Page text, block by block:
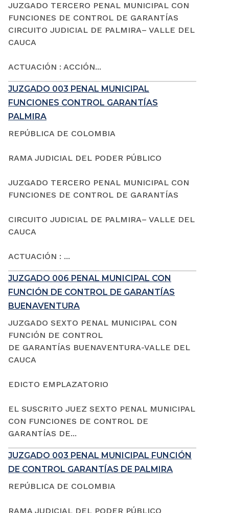
JUZGADO TERCERO PENAL MUNICIPAL CON
FUNCIONES DE CONTROL DE GARANTÍAS
CIRCUITO JUDICIAL DE PALMIRA– VALLE DEL
CAUCA
ACTUACIÓN : ACCIÓN...
JUZGADO 003 PENAL MUNICIPAL
FUNCIONES CONTROL GARANTÍAS
PALMIRA
REPÚBLICA DE COLOMBIA
RAMA JUDICIAL DEL PODER PÚBLICO
JUZGADO TERCERO PENAL MUNICIPAL CON
FUNCIONES DE CONTROL DE GARANTÍAS
CIRCUITO JUDICIAL DE PALMIRA– VALLE DEL
CAUCA
ACTUACIÓN : ...
JUZGADO 006 PENAL MUNICIPAL CON
FUNCIÓN DE CONTROL DE GARANTÍAS
BUENAVENTURA
JUZGADO SEXTO PENAL MUNICIPAL CON
FUNCIÓN DE CONTROL
DE GARANTÍAS BUENAVENTURA-VALLE DEL
CAUCA
EDICTO EMPLAZATORIO
EL SUSCRITO JUEZ SEXTO PENAL MUNICIPAL
CON FUNCIONES DE CONTROL DE
GARANTÍAS DE...
JUZGADO 003 PENAL MUNICIPAL FUNCIÓN
DE CONTROL GARANTÍAS DE PALMIRA
REPÚBLICA DE COLOMBIA
RAMA JUDICIAL DEL PODER PÚBLICO